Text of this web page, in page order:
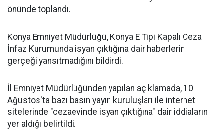
önünde toplandı.
Konya Emniyet Müdürlüğü, Konya E Tipi Kapalı Ceza
İnfaz Kurumunda isyan çıktığına dair haberlerin
gerçeği yansıtmadığını bildirdi.
İl Emniyet Müdürlüğünden yapılan açıklamada, 10
Ağustos'ta bazı basın yayın kuruluşları ile internet
sitelerinde "cezaevinde isyan çıktığına" dair iddiaların
yer aldığı belirtildi.